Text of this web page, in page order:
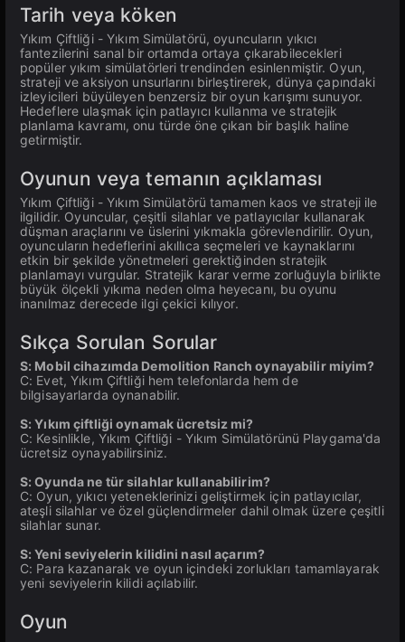
Tarih veya köken
Yıkım Çiftliği - Yıkım Simülatörü, oyuncuların yıkıcı
fantezilerini sanal bir ortamda ortaya çıkarabilecekleri
popüler yıkım simülatörleri trendinden esinlenmiştir. Oyun,
strateji ve aksiyon unsurlarını birleştirerek, dünya çapındaki
izleyicileri büyüleyen benzersiz bir oyun karışımı sunuyor.
Hedeflere ulaşmak için patlayıcı kullanma ve stratejik
planlama kavramı, onu türde öne çıkan bir başlık haline
getirmiştir.
Oyunun veya temanın açıklaması
Yıkım Çiftliği - Yıkım Simülatörü tamamen kaos ve strateji ile
ilgilidir. Oyuncular, çeşitli silahlar ve patlayıcılar kullanarak
düşman araçlarını ve üslerini yıkmakla görevlendirilir. Oyun,
oyuncuların hedeflerini akıllıca seçmeleri ve kaynaklarını
etkin bir şekilde yönetmeleri gerektiğinden stratejik
planlamayı vurgular. Stratejik karar verme zorluğuyla birlikte
büyük ölçekli yıkıma neden olma heyecanı, bu oyunu
inanılmaz derecede ilgi çekici kılıyor.
Sıkça Sorulan Sorular
S: Mobil cihazımda Demolition Ranch oynayabilir miyim?
C: Evet, Yıkım Çiftliği hem telefonlarda hem de
bilgisayarlarda oynanabilir.
S: Yıkım çiftliği oynamak ücretsiz mi?
C: Kesinlikle, Yıkım Çiftliği - Yıkım Simülatörünü Playgama'da
ücretsiz oynayabilirsiniz.
S: Oyunda ne tür silahlar kullanabilirim?
C: Oyun, yıkıcı yeteneklerinizi geliştirmek için patlayıcılar,
ateşli silahlar ve özel güçlendirmeler dahil olmak üzere çeşitli
silahlar sunar.
S: Yeni seviyelerin kilidini nasıl açarım?
C: Para kazanarak ve oyun içindeki zorlukları tamamlayarak
yeni seviyelerin kilidi açılabilir.
Oyun